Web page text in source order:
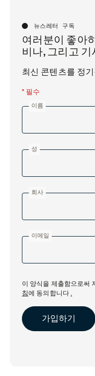
뉴스레터 구독
여러분이 좋아
비나, 그리고 기
최신 콘텐츠를 정
* 필수
이름
성
회사
이메일
이 양식을 제출함으로써
침에 동의합니다.